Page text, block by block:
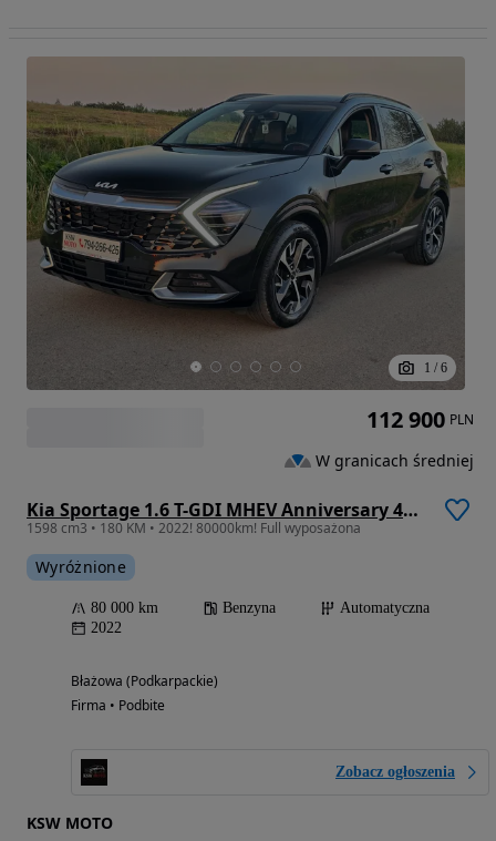
1 / 6
Kia Sportage 1.6 T-GDI MHEV Anniversary 4WD DCT
1598 cm3 • 180 KM • 2022! 80000km! Full wyposażona
Wyróżnione
80 000 km Benzyna
Automatyczna
2022
Błażowa (Podkarpackie)
Firma • Podbite
Zobacz ogłoszenia
KSW MOTO
112 900 PLN
W granicach średniej